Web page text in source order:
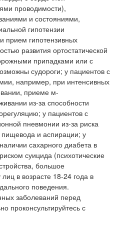
проводимости),
и состояниями,
гипотензии
прием гипотензивных
развития ортостатической
припадками или с
судороги; у пациентов с
например, при интенсивных
приеме м-
из-за способности
у пациентов с
пневмонии из-за риска
и аспирации; у
сахарного диабета в
суицида (психотические
большое
в возрасте 18-24 года в
поведения.
заболеваний перед
проконсультируйтесь с